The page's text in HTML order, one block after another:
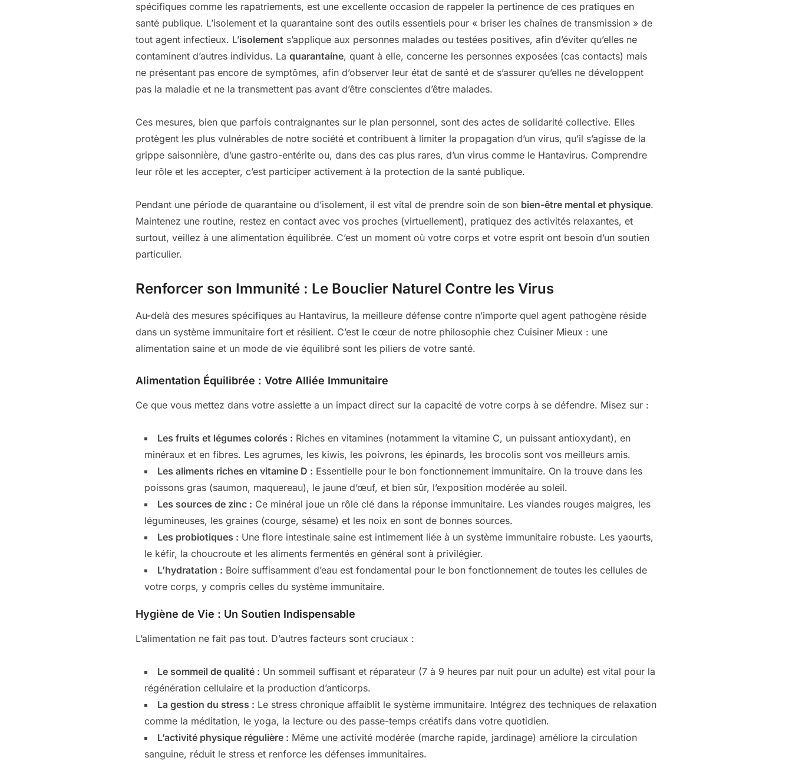
spécifiques comme les rapatriements, est une excellente occasion de rappeler la pertinence de ces pratiques en
santé publique. L’isolement et la quarantaine sont des outils essentiels pour « briser les chaînes de transmission » de
tout agent infectieux. L’isolements’applique aux personnes malades ou testées positives, afin d’éviter qu’elles ne
contaminent d’autres individus. La quarantaine, quant à elle, concerne les personnes exposées (cas contacts) mais
ne présentant pas encore de symptômes, afin d’observer leur état de santé et de s’assurer qu’elles ne développent
pas la maladie et ne la transmettent pas avant d’être conscientes d’être malades.
Ces mesures, bien que parfois contraignantes sur le plan personnel, sont des actes de solidarité collective. Elles
protègent les plus vulnérables de notre société et contribuent à limiter la propagation d’un virus, qu’il s’agisse de la
grippe saisonnière, d’une gastro-entérite ou, dans des cas plus rares, d’un virus comme le Hantavirus. Comprendre
leur rôle et les accepter, c’est participer activement à la protection de la santé publique.
Pendant une période de quarantaine ou d’isolement, il est vital de prendre soin de son bien-être mental et physique.
Maintenez une routine, restez en contact avec vos proches (virtuellement), pratiquez des activités relaxantes, et
surtout, veillez à une alimentation équilibrée. C’est un moment où votre corps et votre esprit ont besoin d’un soutien
particulier.
Renforcer son Immunité : Le Bouclier Naturel Contre les Virus
Au-delà des mesures spécifiques au Hantavirus, la meilleure défense contre n’importe quel agent pathogène réside
dans un système immunitaire fort et résilient. C’est le cœur de notre philosophie chez Cuisiner Mieux : une
alimentation saine et un mode de vie équilibré sont les piliers de votre santé.
Alimentation Équilibrée : Votre Alliée Immunitaire
Ce que vous mettez dans votre assiette a un impact direct sur la capacité de votre corps à se défendre. Misez sur :
Les fruits et légumes colorés : Riches en vitamines (notamment la vitamine C, un puissant antioxydant), en
minéraux et en fibres. Les agrumes, les kiwis, les poivrons, les épinards, les brocolis sont vos meilleurs amis.
Les aliments riches en vitamine D : Essentielle pour le bon fonctionnement immunitaire. On la trouve dans les
poissons gras (saumon, maquereau), le jaune d’œuf, et bien sûr, l’exposition modérée au soleil.
Les sources de zinc : Ce minéral joue un rôle clé dans la réponse immunitaire. Les viandes rouges maigres, les
légumineuses, les graines (courge, sésame) et les noix en sont de bonnes sources.
Les probiotiques : Une flore intestinale saine est intimement liée à un système immunitaire robuste. Les yaourts,
le kéfir, la choucroute et les aliments fermentés en général sont à privilégier.
L’hydratation : Boire suffisamment d’eau est fondamental pour le bon fonctionnement de toutes les cellules de
votre corps, y compris celles du système immunitaire.
Hygiène de Vie : Un Soutien Indispensable
L’alimentation ne fait pas tout. D’autres facteurs sont cruciaux :
Le sommeil de qualité : Un sommeil suffisant et réparateur (7 à 9 heures par nuit pour un adulte) est vital pour la
régénération cellulaire et la production d’anticorps.
La gestion du stress : Le stress chronique affaiblit le système immunitaire. Intégrez des techniques de relaxation
comme la méditation, le yoga, la lecture ou des passe-temps créatifs dans votre quotidien.
L’activité physique régulière : Même une activité modérée (marche rapide, jardinage) améliore la circulation
sanguine, réduit le stress et renforce les défenses immunitaires.